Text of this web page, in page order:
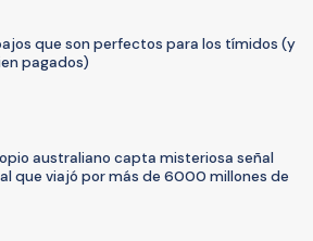
que son perfectos para los tímidos (y
pagados)
australiano capta misteriosa señal
que viajó por más de 6000 millones de